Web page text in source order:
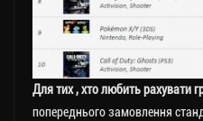
Для тих , хто любить рахувати
попереднього замовлення